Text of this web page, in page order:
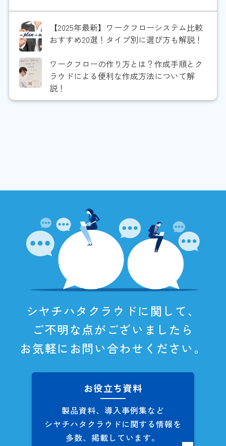
【2025年最新】ワークフローシステム比較
おすすめ20選！タイプ別に選び方も解説！
ワークフローの作り方とは？作成手順とク
ラウドによる便利な作成方法について解
説！
シヤチハタクラウドに関して、
ご不明な点がございましたら
お気軽にお問い合わせください。
お役立ち資料
製品資料、導入事例集など
シヤチハタクラウドに関する情報を
多数、掲載しています。